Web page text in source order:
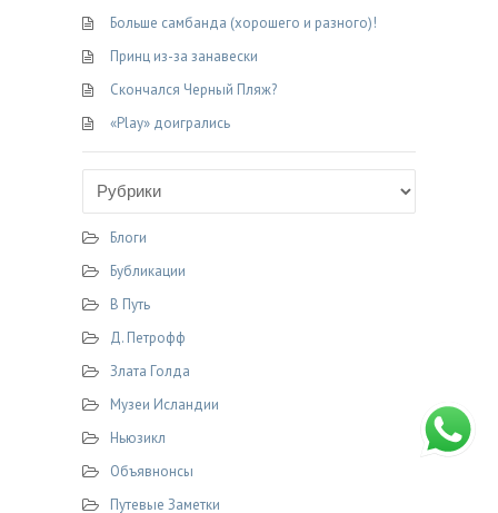
Больше самбанда (хорошего и разного)!
Принц из-за занавески
Скончался Черный Пляж?
«Play» доигрались
Блоги
Бубликации
В Путь
Д. Петрофф
Злата Голда
Музеи Исландии
Ньюзикл
Объявнонсы
Путевые Заметки